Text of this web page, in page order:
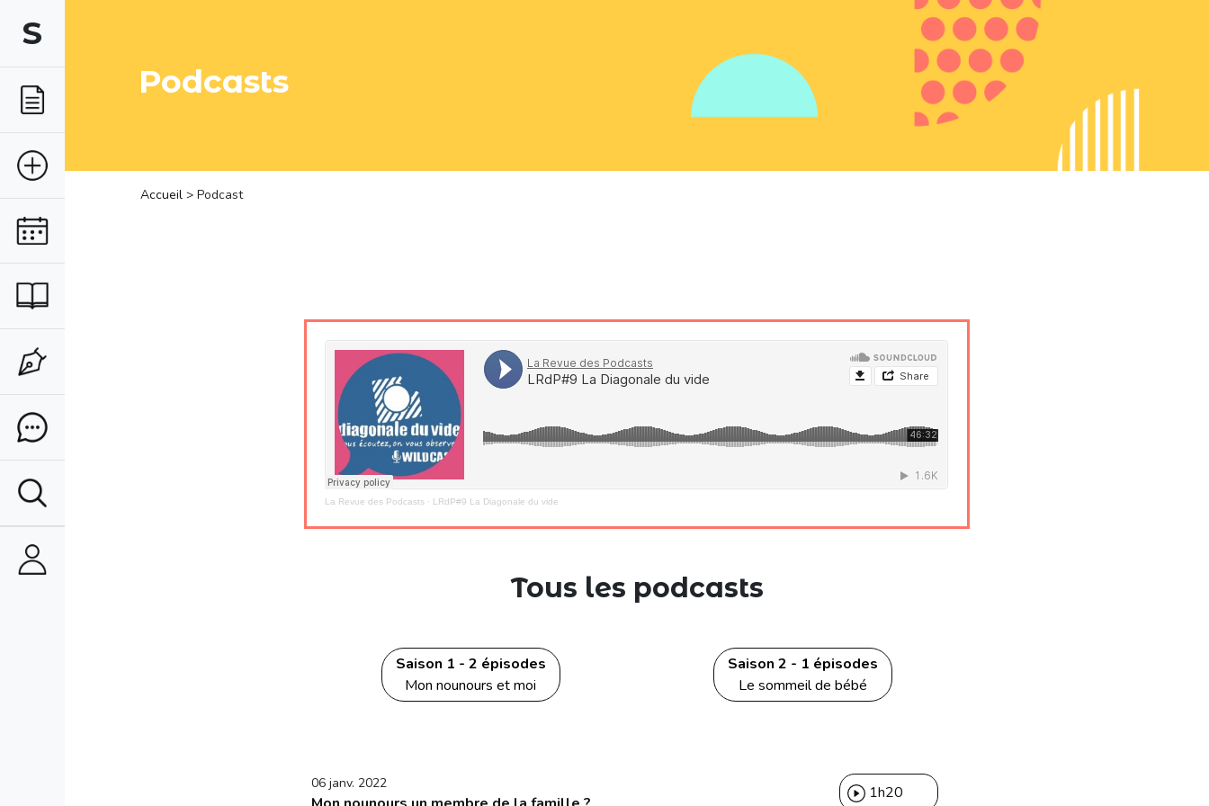
S
Podcasts
Accueil > Podcast
La Revue des Podcasts · LRdP#9 La Diagonale du vide
Tous les podcasts
Saison 1 - 2 épisodes
Mon nounours et moi
Saison 2 - 1 épisodes
Le sommeil de bébé
06 janv. 2022 1h20